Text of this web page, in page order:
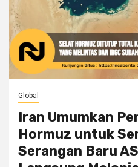
Global
Iran Umumkan
Hormuz untuk
Serangan Baru